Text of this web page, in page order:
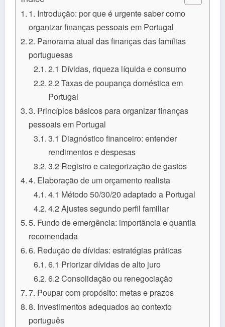
1. Introdução: por que é urgente saber como
organizar finanças pessoais em Portugal
2. Panorama atual das finanças das famílias
portuguesas
2.1 Dívidas, riqueza líquida e consumo
2.2 Taxas de poupança doméstica em
Portugal
3. Princípios básicos para organizar finanças
pessoais em Portugal
3.1 Diagnóstico financeiro: entender
rendimentos e despesas
3.2 Registro e categorização de gastos
4. Elaboração de um orçamento realista
4.1 Método 50/30/20 adaptado a Portugal
4.2 Ajustes segundo perfil familiar
5. Fundo de emergência: importância e quantia
recomendada
6. Redução de dívidas: estratégias práticas
6.1 Priorizar dívidas de alto juro
6.2 Consolidação ou renegociação
7. Poupar com propósito: metas e prazos
8. Investimentos adequados ao contexto
português